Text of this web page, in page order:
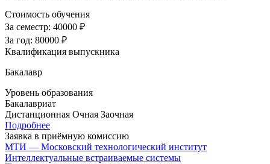
Стоимость обучения
За семестр: 40000 ₽
За год: 80000 ₽
Квалификация выпускника
Бакалавр
Уровень образования
Бакалавриат
Дистанционная Очная Заочная
Подробнее
Заявка в приёмную комиссию
МТИ — Московский технологический институт
Интеллектуальные встраиваемые системы